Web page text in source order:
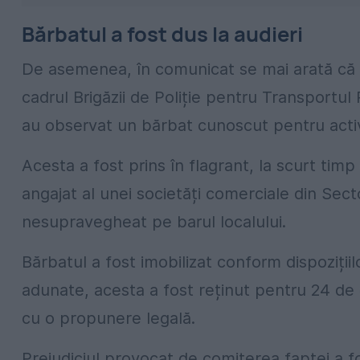
Bărbatul a fost dus la audieri
De asemenea, în comunicat se mai arată
cadrul Brigăzii de Poliție pentru
au observat un bărbat cunoscut pentru
Acesta a fost prins în flagrant, la scurt
angajat al unei societăți comerciale din
nesupravegheat pe barul localului.
Bărbatul a fost imobilizat conform
adunate, acesta a fost reținut pentru 24
cu o propunere legală.